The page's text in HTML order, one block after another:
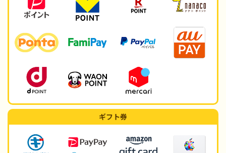
ギフト券